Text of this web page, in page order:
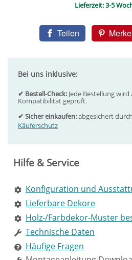
Hilfe & Service
Konfiguration und
Lieferbare Dekore
Holz-/Farbdekor-Muster
Technische Daten
Häufige Fragen
Lieferzeit:3-5
Teilen
Bei uns inklusive:
✔ Bestell-Check: Jede Bestellung
Kompatibilität geprüft.
✔ Sicher einkaufen:abgesichert
Käuferschutz